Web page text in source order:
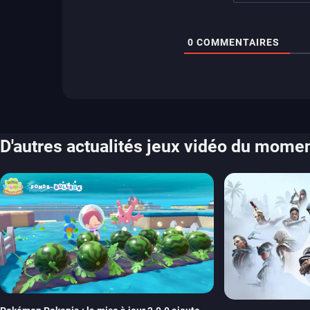
0 COMMENTAIRES
D'autres actualités jeux vidéo du